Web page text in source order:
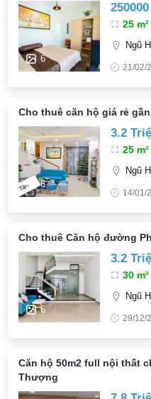
6
25 m²
Ngũ
21/02/
Cho thuê căn hộ giá rẻ
6
3.2
25 m²
Ngũ
14/01/
Cho thuê Căn hộ đường
6
3.2
30 m²
Ngũ
29/12/
Căn hộ 50m2 full nội thất
Thượng